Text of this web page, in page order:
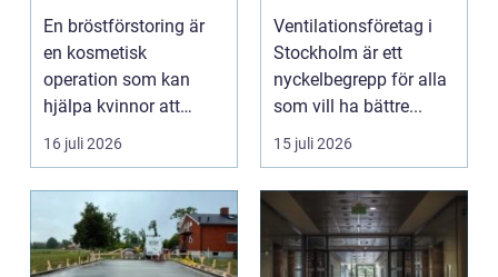
självförtroendet
En bröstförstoring är
en kosmetisk
operation som kan
hjälpa kvinnor att
uppn&ari...
16 juli 2026
expert på frisk luft
Ventilationsföretag i
Stockholm är ett
nyckelbegrepp för alla
som vill ha bättre...
15 juli 2026